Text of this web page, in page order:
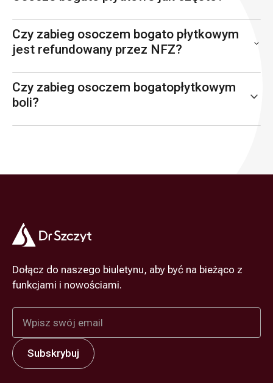
Czy zabieg osoczem bogato płytkowym
jest refundowany przez NFZ?
Czy zabieg osoczem bogatopłytkowym
boli?
Dołącz do naszego biuletynu, aby być na bieżąco z
funkcjami i nowościami.